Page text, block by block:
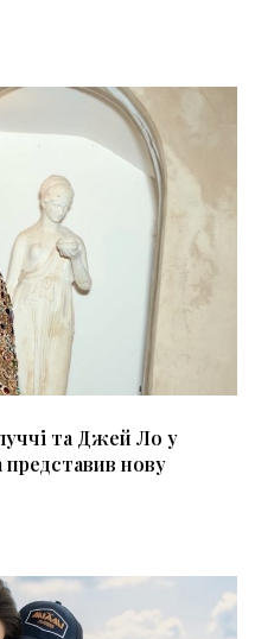
та Джей Ло у
нову